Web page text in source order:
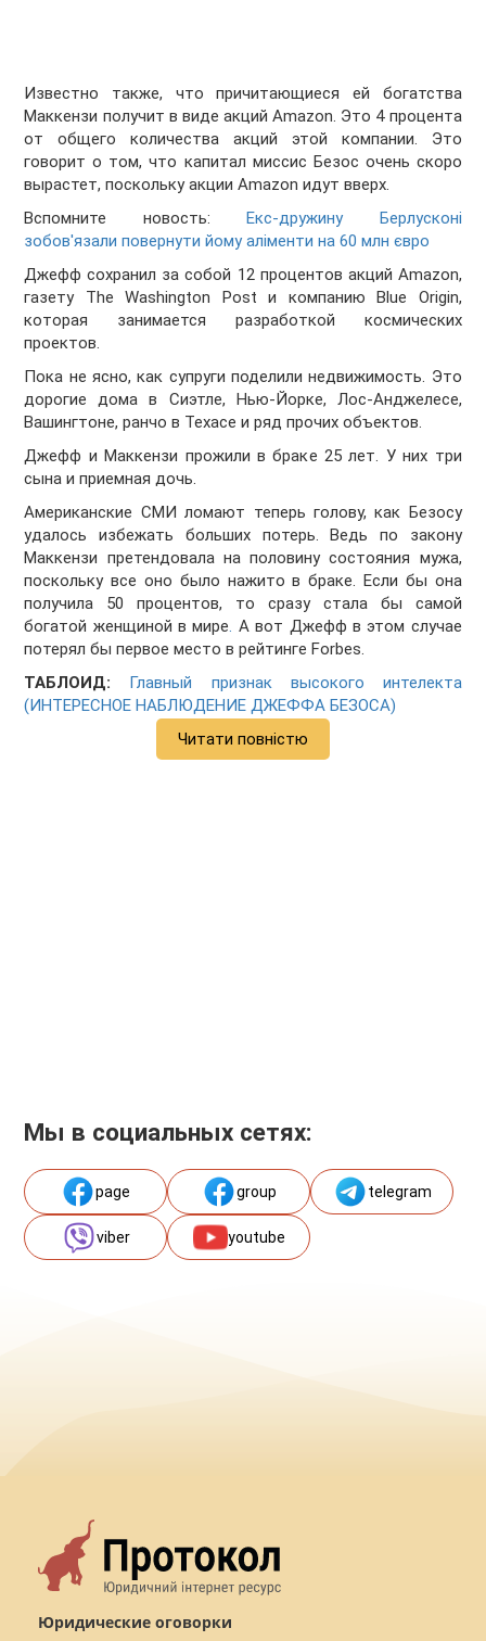
Известно также, что причитающиеся ей богатства
Маккензи получит в виде акций Amazon. Это 4 процента
от общего количества акций этой компании. Это
говорит о том, что капитал миссис Безос очень скоро
вырастет, поскольку акции Amazon идут вверх.
Вспомните новость:Екс-дружину Берлусконі
зобов'язали повернути йому аліменти на 60 млн євро
Джефф сохранил за собой 12 процентов акций Amazon,
газету The Washington Post и компанию Blue Origin,
которая занимается разработкой космических
проектов.
Пока не ясно, как супруги поделили недвижимость. Это
дорогие дома в Сиэтле, Нью-Йорке, Лос-Анджелесе,
Вашингтоне, ранчо в Техасе и ряд прочих объектов.
Джефф и Маккензи прожили в браке 25 лет. У них три
сына и приемная дочь.
Американские СМИ ломают теперь голову, как Безосу
удалось избежать больших потерь. Ведь по закону
Маккензи претендовала на половину состояния мужа,
поскольку все оно было нажито в браке. Если бы она
получила 50 процентов, то сразу стала бы самой
богатой женщиной в мире. А вот Джефф в этом случае
потерял бы первое место в рейтинге Forbes.
ТАБЛОИД:
Главный признак высокого интелекта
(ИНТЕРЕСНОЕ НАБЛЮДЕНИЕ ДЖЕФФА БЕЗОСА)
Читати повністю
Мы в социальных сетях:
page group telegram
viber youtube
Юридические оговорки